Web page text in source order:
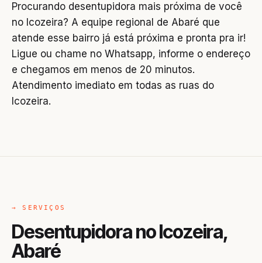
Procurando desentupidora mais próxima de você
no Icozeira? A equipe regional de Abaré que
atende esse bairro já está próxima e pronta pra ir!
Ligue ou chame no Whatsapp, informe o endereço
e chegamos em menos de 20 minutos.
Atendimento imediato em todas as ruas do
Icozeira.
→ SERVIÇOS
Desentupidora no Icozeira,
Abaré